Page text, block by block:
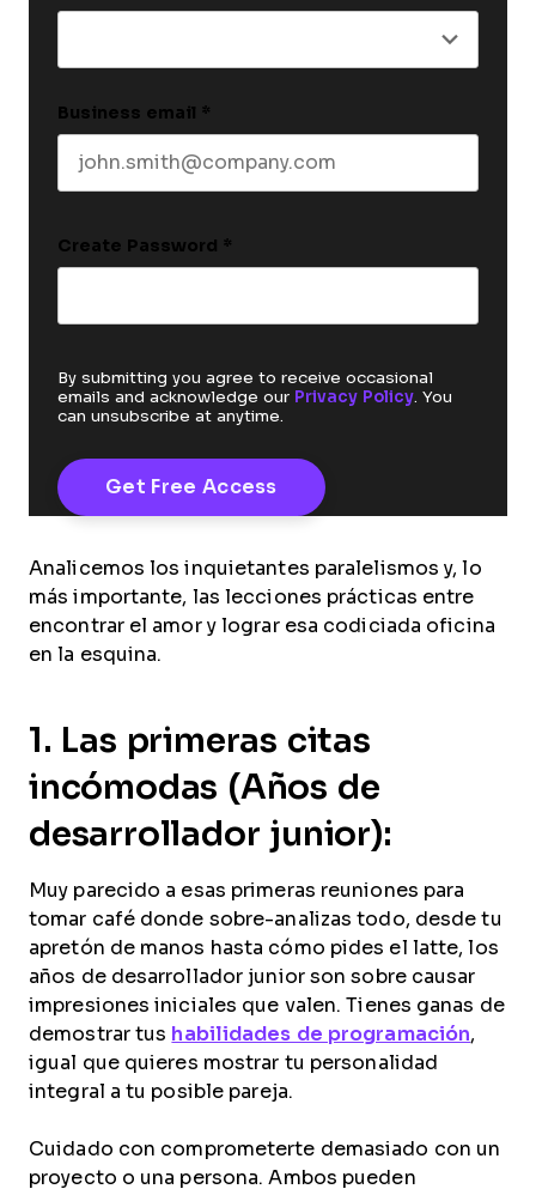
Business email *
Create Password *
By submitting you agree to receive occasional
emails and acknowledge our Privacy Policy. You
can unsubscribe at anytime.
Analicemos los inquietantes paralelismos y, lo
más importante, las lecciones prácticas entre
encontrar el amor y lograr esa codiciada oficina
en la esquina.
1. Las primeras citas
incómodas (Años de
desarrollador junior):
Muy parecido a esas primeras reuniones para
tomar café donde sobre-analizas todo, desde tu
apretón de manos hasta cómo pides el latte, los
años de desarrollador junior son sobre causar
impresiones iniciales que valen. Tienes ganas de
demostrar tus habilidades de programación,
igual que quieres mostrar tu personalidad
integral a tu posible pareja.
Cuidado con comprometerte demasiado con un
proyecto o una persona. Ambos pueden